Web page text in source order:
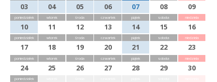
03 04 05 06 07 08 09
poniedziałek
10
wtorek
11
środa
12
czwartek
13
piątek
14
sobota
15
niedziela
16
poniedziałek
17
wtorek
18
środa
19
czwartek
20
piątek
21
sobota
22
niedziela
23
poniedziałek
24
wtorek
25
środa
26
czwartek
27
piątek
28
sobota
29
niedziela
30
poniedziałek